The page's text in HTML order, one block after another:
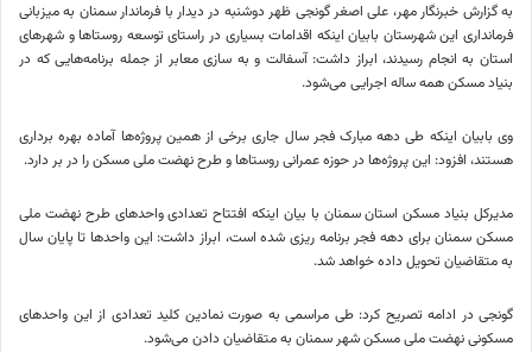
به گزارش خبرنگار مهر، علی اصغر گونجی ظهر دوشنبه در دیدار با فرماندار سمنان به میزبانی
فرمانداری این شهرستان بابیان اینکه اقدامات بسیاری در راستای توسعه روستاها و شهرهای
استان به انجام رسیدند، ابراز داشت: آسفالت و به سازی معابر از جمله برنامه‌هایی که در
بنیاد مسکن همه ساله اجرایی می‌شود.
وی بابیان اینکه طی دهه مبارک فجر سال جاری برخی از همین پروژه‌ها آماده بهره برداری
هستند، افزود: این پروژه‌ها در حوزه عمرانی روستاها و طرح نهضت ملی مسکن را در بر دارد.
مدیرکل بنیاد مسکن استان سمنان با بیان اینکه افتتاح تعدادی واحدهای طرح نهضت ملی
مسکن سمنان برای دهه فجر برنامه ریزی شده است، ابراز داشت: این واحدها تا پایان سال
به متقاضیان تحویل داده خواهد شد.
گونجی در ادامه تصریح کرد: طی مراسمی به صورت نمادین کلید تعدادی از این واحدهای
مسکونی نهضت ملی مسکن شهر سمنان به متقاضیان دادن می‌شود.